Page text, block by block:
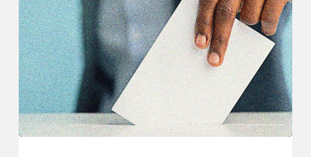
sonnette
d’alarme
sur
la
politisation
de
la